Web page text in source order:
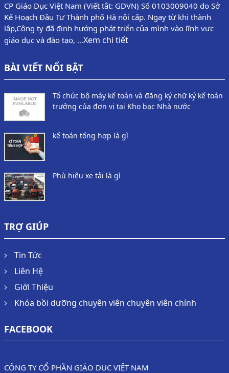
CP Giáo Dục Việt Nam (Viết tắt: GDVN) Số 0103009040 do Sở
Kế Hoạch Đầu Tư Thành phố Hà nội cấp. Ngay từ khi thành
lập,Công ty đã định hướng phát triển của mình vào lĩnh vực
giáo dục và đào tạo, …Xem chi tiết
BÀI VIẾT NỔI BẬT
Tổ chức bộ máy kế toán và đăng ký chữ ký kế toán
trưởng của đơn vị tại Kho bạc Nhà nước
kế toán tổng hợp là gì
Phù hiệu xe tải là gì
TRỢ GIÚP
Tin Tức
Liên Hệ
Giới Thiệu
Khóa bồi dưỡng chuyên viên chuyên viên chính
FACEBOOK
CÔNG TY CỔ PHẦN GIÁO DỤC VIỆT NAM